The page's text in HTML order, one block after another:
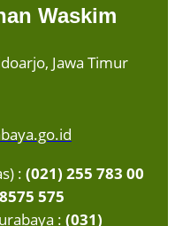
Waskim
Jawa Timur
: (021) 255 783 00
575
: (031)